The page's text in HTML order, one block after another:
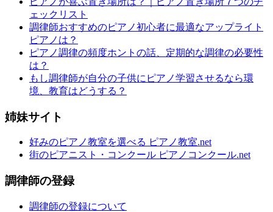
ェックリスト
調律師おすすめのピアノ初心者に最適なアップライト
ピアノは？
ピアノ調律の頻度ホントの話、定期的な調律の必要性
は？
もし調律師が自分の子供にピアノ学習させるなら環
境、教育はどうする？
姉妹サイト
好みのピアノ教室を選べる ピアノ教室.net
街のピアニスト・コンクール ピアノコンクール.net
調律師の登録
調律師の登録について